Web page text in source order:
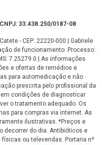
33.438.250/0187-08
- CEP: 22220-000 | Gabriele
de funcionamento: Processo:
7.25279.0 | As informações
e ofertas de remédios e
para automedicação e não
prescrita pelo profissional da
condições de diagnosticar
o tratamento adequado. Os
para compras via internet. As
ilustrativas. *Preços e
decorrer do dia. Antibióticos e
ou televendas. Portaria nº